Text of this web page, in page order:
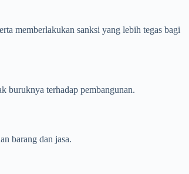
memberlakukan sanksi yang lebih tegas bagi
buruknya terhadap pembangunan.
barang dan jasa.